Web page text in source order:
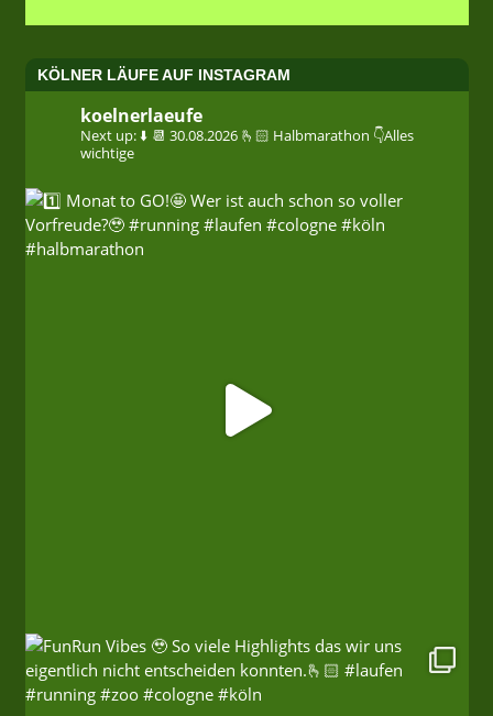
KÖLNER LÄUFE AUF INSTAGRAM
koelnerlaeufe
Next up: ⬇️ 📆 30.08.2026 🫰🏻 Halbmarathon 👇Alles
wichtige